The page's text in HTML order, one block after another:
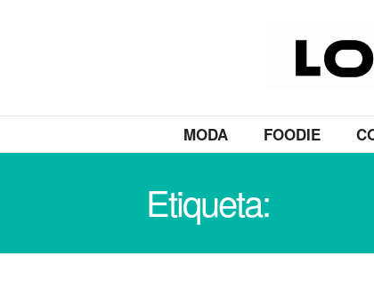
MODA FOODIE
Etiqueta: